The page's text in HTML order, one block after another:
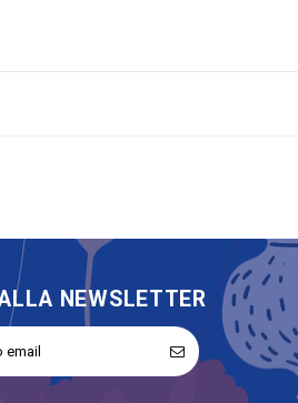
Sacchetti
NEWSLETTER